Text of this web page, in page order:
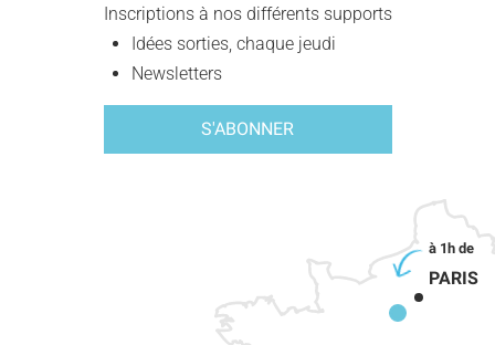
Inscriptions à nos différents supports
Idées sorties, chaque jeudi
Newsletters
S'ABONNER
PARIS